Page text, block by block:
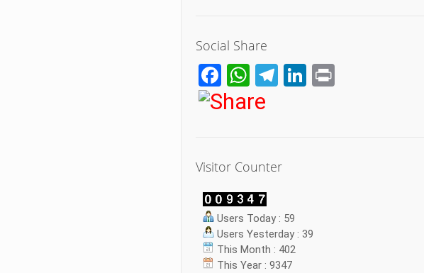
Social Share
Facebook
WhatsApp
Telegram
LinkedIn
Visitor Counter
Users Today : 59
Users Yesterday : 39
This Month : 402
This Year : 9347